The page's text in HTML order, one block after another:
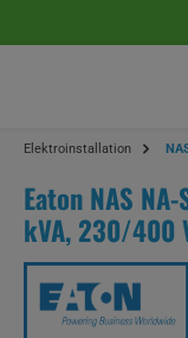
Elektroinstallation
Eaton NAS
kVA, 230/400